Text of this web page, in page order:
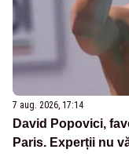
7 aug. 2026, 17:14
David Popovici,
Paris. Experții nu